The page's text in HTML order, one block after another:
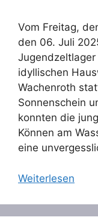
Vom Freitag,
den 06. Juli
idyllischen
Wachenroth
Sonnenschein
konnten die
Können am
eine
Weiterlesen